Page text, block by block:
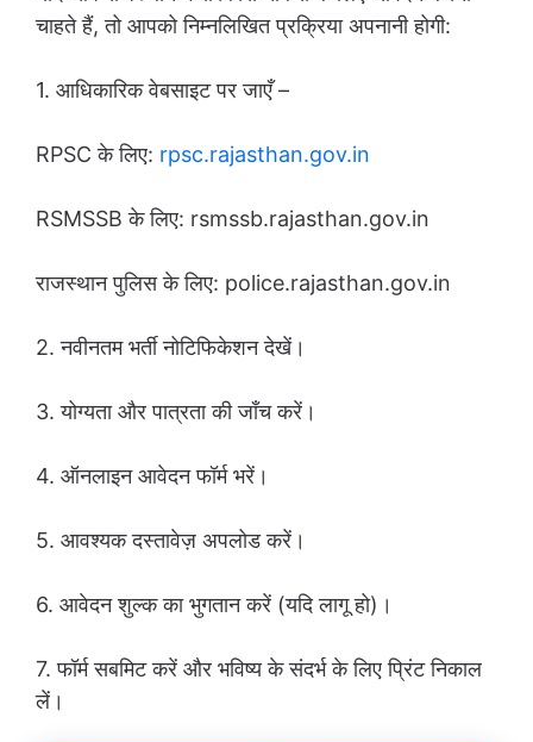
चाहते हैं, तो आपको निम्नलिखित प्रक्रिया अपनानी होगी:
1. आधिकारिक वेबसाइट पर जाएँ –
RPSC के लिए: rpsc.rajasthan.gov.in
RSMSSB के लिए: rsmssb.rajasthan.gov.in
राजस्थान पुलिस के लिए: police.rajasthan.gov.in
2. नवीनतम भर्ती नोटिफिकेशन देखें।
3. योग्यता और पात्रता की जाँच करें।
4. ऑनलाइन आवेदन फॉर्म भरें।
5. आवश्यक दस्तावेज़ अपलोड करें।
6. आवेदन शुल्क का भुगतान करें (यदि लागू हो)।
7. फॉर्म सबमिट करें और भविष्य के संदर्भ के लिए प्रिंट निकाल
लें।